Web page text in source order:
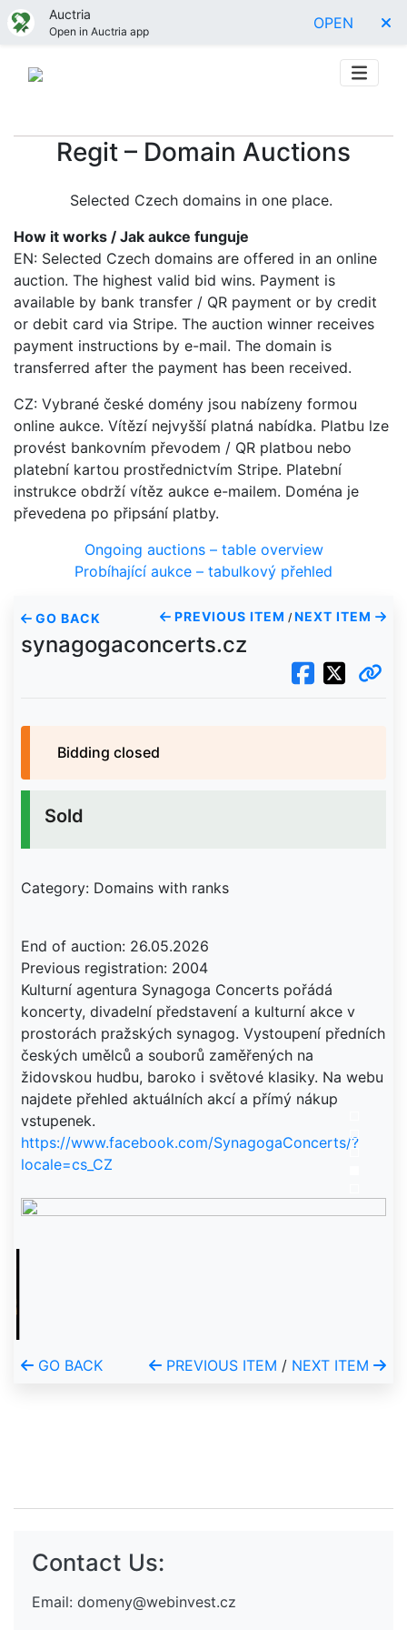
Auctria
Open in Auctria app OPEN
Regit – Domain Auctions
Selected Czech domains in one place.
How it works / Jak aukce funguje
EN: Selected Czech domains are offered in an online
auction. The highest valid bid wins. Payment is
available by bank transfer / QR payment or by credit
or debit card via Stripe. The auction winner receives
payment instructions by e-mail. The domain is
transferred after the payment has been received.
CZ: Vybrané české domény jsou nabízeny formou
online aukce. Vítězí nejvyšší platná nabídka. Platbu lze
provést bankovním převodem / QR platbou nebo
platební kartou prostřednictvím Stripe. Platební
instrukce obdrží vítěz aukce e-mailem. Doména je
převedena po připsání platby.
Ongoing auctions – table overview
Probíhající aukce – tabulkový přehled
GO BACK PREVIOUS ITEM / NEXT ITEM
synagogaconcerts.cz
Bidding closed
Sold
Category: Domains with ranks
End of auction: 26.05.2026
Previous registration: 2004
Kulturní agentura Synagoga Concerts pořádá
koncerty, divadelní představení a kulturní akce v
prostorách pražských synagog. Vystoupení předních
českých umělců a souborů zaměřených na
židovskou hudbu, baroko i světové klasiky. Na webu
najdete přehled aktuálních akcí a přímý nákup
https://www.facebook.com/SynagogaConcerts/?
locale=cs_CZ
GO BACK PREVIOUS ITEM / NEXT ITEM
Contact Us:
Email: domeny@webinvest.cz